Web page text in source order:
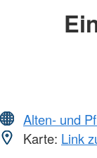
Alten- und
Karte: Link